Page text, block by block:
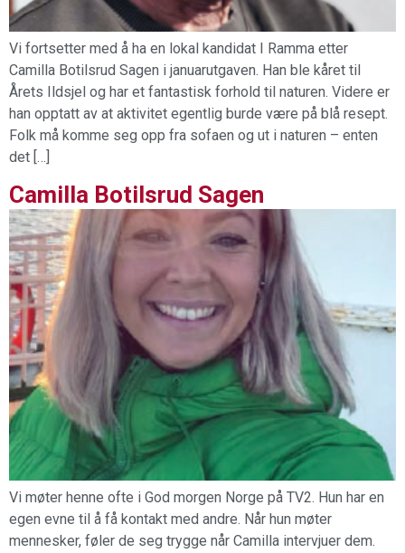
Vi fortsetter med å ha en lokal kandidat I Ramma etter
Camilla Botilsrud Sagen i januarutgaven. Han ble kåret til
Årets Ildsjel og har et fantastisk forhold til naturen. Videre er
han opptatt av at aktivitet egentlig burde være på blå resept.
Folk må komme seg opp fra sofaen og ut i naturen – enten
det […]
Camilla Botilsrud Sagen
Vi møter henne ofte i God morgen Norge på TV2. Hun har en
egen evne til å få kontakt med andre. Når hun møter
mennesker, føler de seg trygge når Camilla intervjuer dem.